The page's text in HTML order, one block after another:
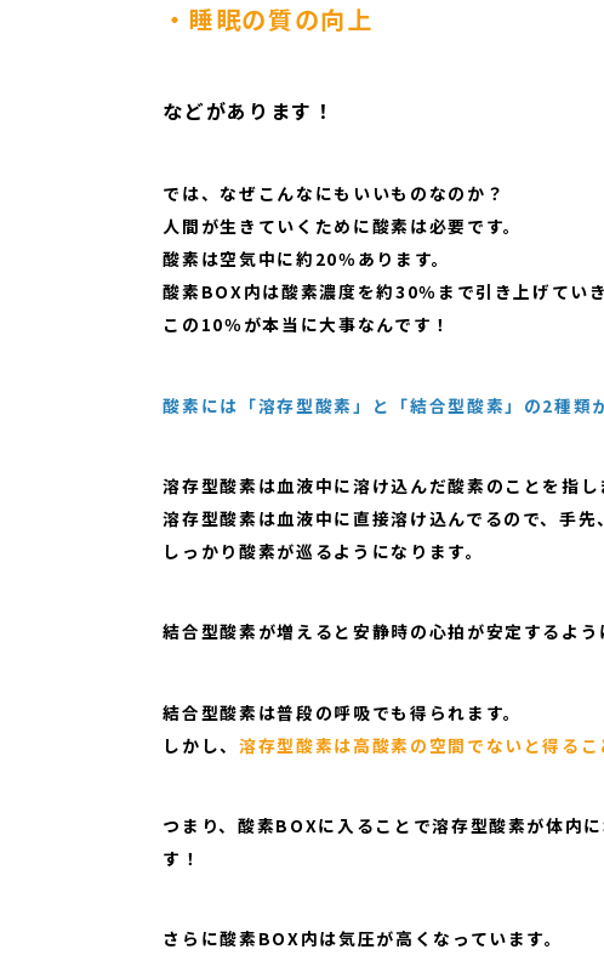
・睡眠の質の向上
などがあります！
では、なぜこんなにもいいものなのか？
人間が生きていくために酸素は必要です。
酸素は空気中に約20％あります。
酸素BOX内は酸素濃度を約30％まで引き上げていき
​​​​​​この10％が本当に大事なんです！
酸素には「溶存型酸素」と「結合型酸素」の2種類
溶存型酸素は血液中に溶け込んだ酸素のことを指し
溶存型酸素は血液中に直接溶け込んでるので、手
しっかり酸素が巡るようになります。
結合型酸素が増えると安静時の心拍が安定するよう
結合型酸素は普段の呼吸でも得られます。
しかし、溶存型酸素は高酸素の空間でないと得るこ
つまり、酸素BOXに入ることで溶存型酸素が体内
す！
さらに酸素BOX内は気圧が高くなっています。